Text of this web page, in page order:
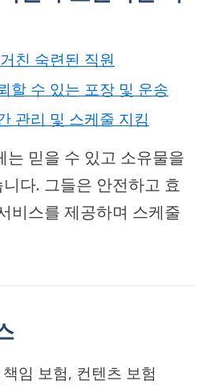
친 숙련된 직원
할 수 있는 포장 및 운송
관리 및 스케줄 지킴
는 믿을 수 있고 소유물을
다. 그들은 안전하고 효
비스를 제공하며 스케줄
책임 보험, 컨텐츠 보험